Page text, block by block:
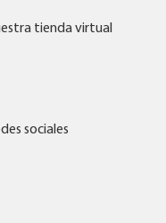
tienda virtual
sociales